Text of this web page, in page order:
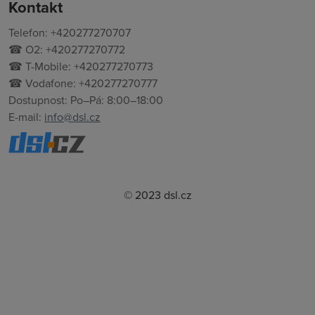
Kontakt
Telefon: +420277270707
☎ O2: +420277270772
☎ T-Mobile: +420277270773
☎ Vodafone: +420277270777
Dostupnost: Po–Pá: 8:00–18:00
E-mail: info@dsl.cz
© 2023 dsl.cz